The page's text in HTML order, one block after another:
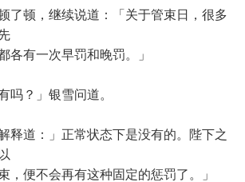
顿，继续说道：「关于管束日，很多
各有一次早罚和晚罚。」
？」银雪问道。
道：」正常状态下是没有的。陛下之
，便不会再有这种固定的惩罚了。」